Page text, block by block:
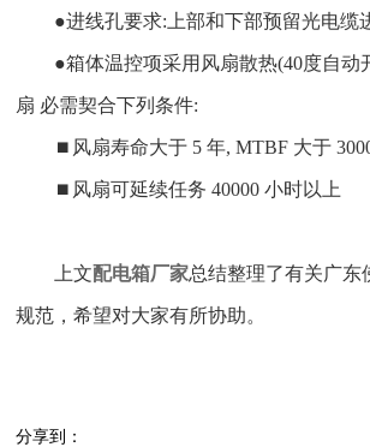
●进线孔要求:上部和下部预留光电缆
●箱体温控项采用风扇散热(40度自动
扇 必需契合下列条件:
⏹风扇寿命大于 5 年, MTBF 大于
⏹风扇可延续任务 40000 小时以上
上文配电箱厂家总结整理了有关广东
规范，希望对大家有所协助。
分享到：